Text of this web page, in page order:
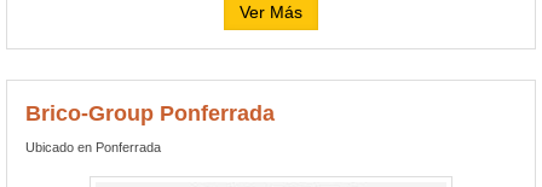
Ver Más
Brico-Group Ponferrada
Ubicado en Ponferrada